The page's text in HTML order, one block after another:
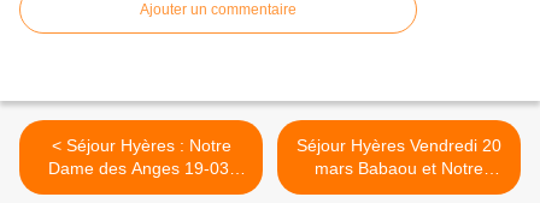
Ajouter un commentaire
< Séjour Hyères : Notre
Dame des Anges 19-03-
2015
Séjour Hyères Vendredi 20
mars Babaou et Notre
Dame des Anges >